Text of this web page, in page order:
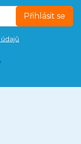
Přihlásit se